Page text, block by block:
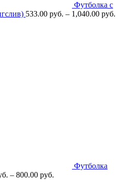
Футболка с
533.00 руб. – 1,040.00 руб.
Футболка
– 800.00 руб.